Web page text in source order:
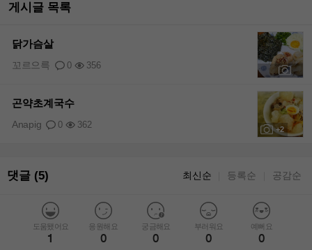
게시글 목록
닭가슴살
0 356
꼬르으륵
+2
곤약초계국수
0 362
Anapig
댓글 (5) 최신순 등록순 공감순
도움됐어요
1
응원해요
0
궁금해요
0
부러워요
0
예뻐요
0